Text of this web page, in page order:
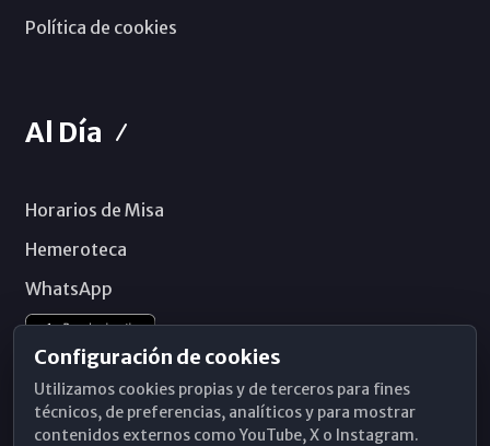
Política de cookies
Al Día
Horarios de Misa
Hemeroteca
WhatsApp
Configuración de cookies
Utilizamos cookies propias y de terceros para fines
técnicos, de preferencias, analíticos y para mostrar
contenidos externos como YouTube, X o Instagram.